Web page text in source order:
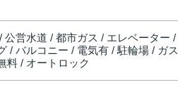
公営水道 / 都市ガス / エレベーター
/ バルコニー / 電気有 / 駐輪場 / ガ
料 / オートロック